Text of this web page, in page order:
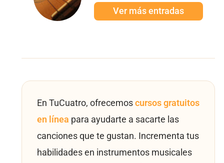
Ver más entradas
En TuCuatro, ofrecemos cursos gratuitos
en línea para ayudarte a sacarte las
canciones que te gustan. Incrementa tus
habilidades en instrumentos musicales